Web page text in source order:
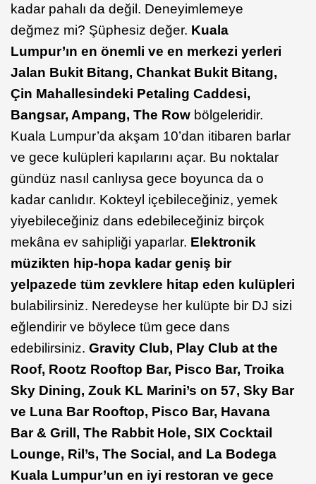
kadar pahalı da değil. Deneyimlemeye
değmez mi? Şüphesiz değer. Kuala
Lumpur’ın en önemli ve en merkezi yerleri
Jalan Bukit Bitang, Chankat Bukit Bitang,
Çin Mahallesindeki Petaling Caddesi,
Bangsar, Ampang, The Row bölgeleridir.
Kuala Lumpur’da akşam 10’dan itibaren barlar
ve gece kulüpleri kapılarını açar. Bu noktalar
gündüz nasıl canlıysa gece boyunca da o
kadar canlıdır. Kokteyl içebileceğiniz, yemek
yiyebileceğiniz dans edebileceğiniz birçok
mekâna ev sahipliği yaparlar. Elektronik
müzikten hip-hopa kadar geniş bir
yelpazede tüm zevklere hitap eden kulüpleri
bulabilirsiniz. Neredeyse her kulüpte bir DJ sizi
eğlendirir ve böylece tüm gece dans
edebilirsiniz. Gravity Club, Play Club at the
Roof, Rootz Rooftop Bar, Pisco Bar, Troika
Sky Dining, Zouk KL Marini’s on 57, Sky Bar
ve Luna Bar Rooftop, Pisco Bar, Havana
Bar & Grill, The Rabbit Hole, SIX Cocktail
Lounge, Ril’s, The Social, and La Bodega
Kuala Lumpur’un en iyi restoran ve gece